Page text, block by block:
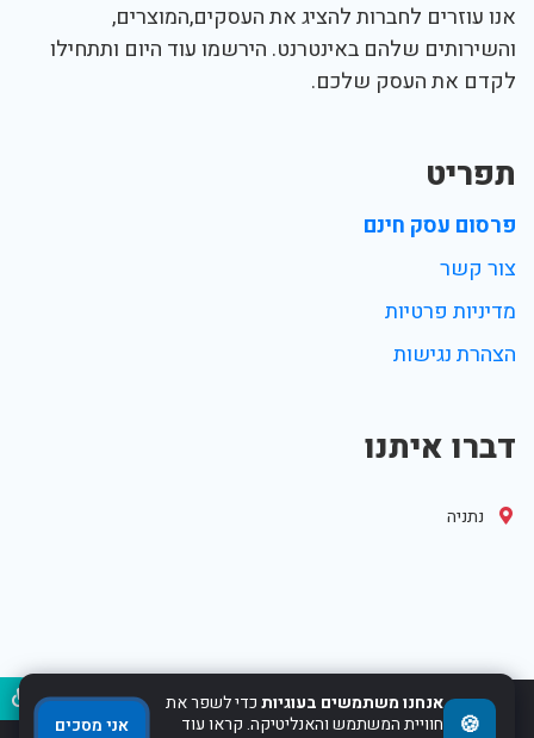
אנו עוזרים לחברות להציג את העסקים,המוצרים,
והשירותים שלהם באינטרנט. הירשמו עוד היום ותתחילו
לקדם את העסק שלכם.
תפריט
פרסום עסק חינם
צור קשר
מדיניות פרטיות
הצהרת נגישות
דברו איתנו
נתניה
2017-2022 Powered by WebHit.co.il 🍪
אנחנו משתמשים בעוגיותכדי לשפר את
חוויית המשתמש והאנליטיקה. קראו עוד
אני מסכים